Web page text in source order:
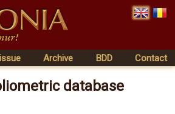
Archive BDD Contact
database